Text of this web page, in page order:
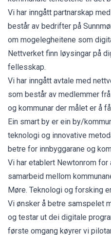
Vi har inngått partnarskap
består av bedrifter på
om mogelegheitene som
Nettverket finn løysingar på
fellesskap.
Vi har inngått avtale med
som består av medlemmer
og kommunar der målet er å
Ein smart by er ein by/
teknologi og innovative
betre for innbyggarane og
Vi har etablert Newtonrom
samarbeid mellom
Møre. Teknologi og forsking
Vi ønsker å betre samspelet
og testar ut dei digitale
første omgang køyrer vi